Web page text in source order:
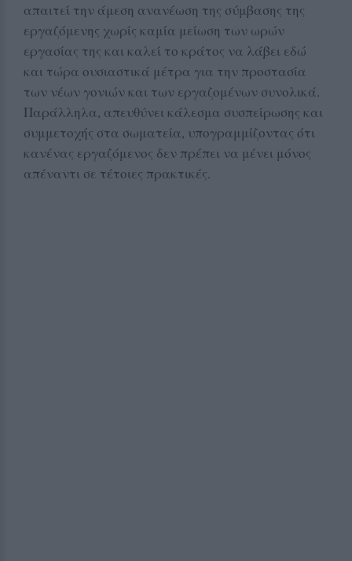
απαιτεί την άμεση ανανέωση της σύμβασης της
εργαζόμενης χωρίς καμία μείωση των ωρών
εργασίας της και καλεί το κράτος να λάβει εδώ
και τώρα ουσιαστικά μέτρα για την προστασία
των νέων γονιών και των εργαζομένων συνολικά.
Παράλληλα, απευθύνει κάλεσμα συσπείρωσης και
συμμετοχής στα σωματεία, υπογραμμίζοντας ότι
κανένας εργαζόμενος δεν πρέπει να μένει μόνος
απέναντι σε τέτοιες πρακτικές.